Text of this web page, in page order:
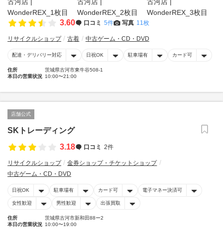
3.60 口コミ 5件 写真 11枚
リサイクルショップ 古着 中古ゲーム・CD・DVD
配達・デリバリー対応 日祝OK 駐車場有 カード可
住所
茨城県古河市東牛谷508-1
本日の営業状況 10:00〜21:00
店舗公式
SKトレーディング
3.18
口コミ 2件
リサイクルショップ
金券ショップ・チケットショップ
中古ゲーム・CD・DVD
日祝OK 駐車場有 カード可 電子マネー決済可
女性歓迎 男性歓迎 出張買取
住所
茨城県古河市新和田88ー2
本日の営業状況 10:00〜19:00